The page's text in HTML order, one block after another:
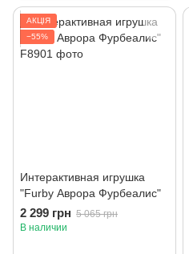
АКЦІЯ
−55%
Интерактивная игрушка
"Furby Аврора Фурбеалис"
2 299 грн 5 065 грн
В наличии